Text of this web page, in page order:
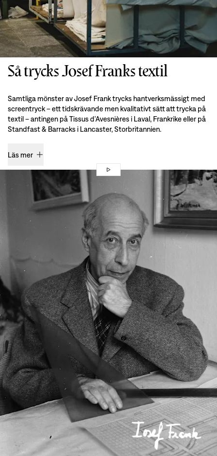
Så trycks Josef Franks textil
Samtliga mönster av Josef Frank trycks hantverksmässigt med
screentryck – ett tidskrävande men kvalitativt sätt att trycka på
textil – antingen på Tissus d’Avesnières i Laval, Frankrike eller på
Standfast & Barracks i Lancaster, Storbritannien.
Läs mer